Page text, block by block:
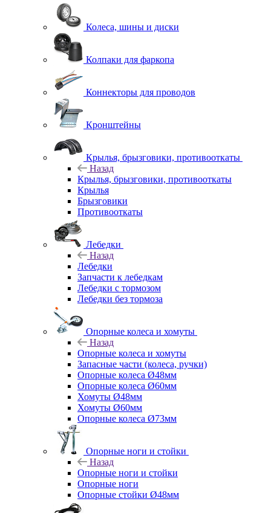
Колеса, шины и диски
Колпаки для фаркопа
Коннекторы для проводов
Кронштейны
Крылья, брызговики, противооткаты
Назад
Крылья, брызговики, противооткаты
Крылья
Брызговики
Противооткаты
Лебедки
Назад
Лебедки
Запчасти к лебедкам
Лебедки с тормозом
Лебедки без тормоза
Опорные колеса и хомуты
Назад
Опорные колеса и хомуты
Запасные части (колеса, ручки)
Опорные колеса Ø48мм
Опорные колеса Ø60мм
Хомуты Ø48мм
Хомуты Ø60мм
Опорные колеса Ø73мм
Опорные ноги и стойки
Назад
Опорные ноги и стойки
Опорные ноги
Опорные стойки Ø48мм